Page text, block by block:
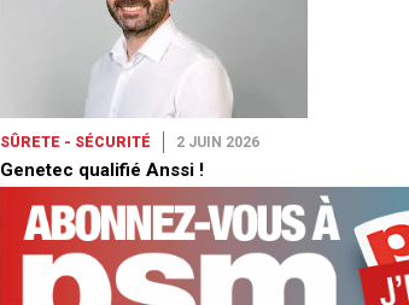
SÛRETE - SÉCURITÉ 2 JUIN 2026
Genetec qualifié Anssi !